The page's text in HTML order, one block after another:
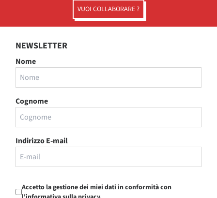
VUOI COLLABORARE ?
NEWSLETTER
Nome
Cognome
Indirizzo E-mail
Accetto la gestione dei miei dati in conformità con